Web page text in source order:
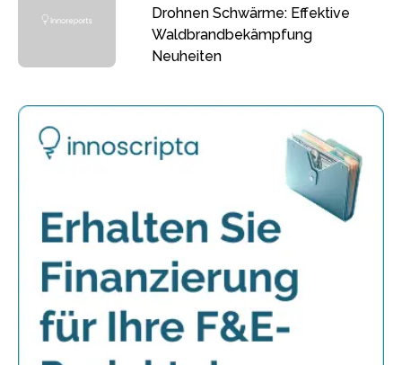
Drohnen Schwärme: Effektive
Waldbrandbekämpfung
Neuheiten